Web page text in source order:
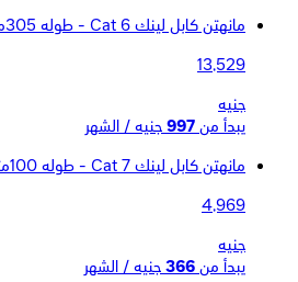
مانهتن كابل لينك Cat 6 - طوله 305متر - رمادي
13,529
جنيه
يبدأ من 997 جنيه / الشهر
مانهتن كابل لينك Cat 7 - طوله 100متر - رمادي
4,969
جنيه
يبدأ من 366 جنيه / الشهر